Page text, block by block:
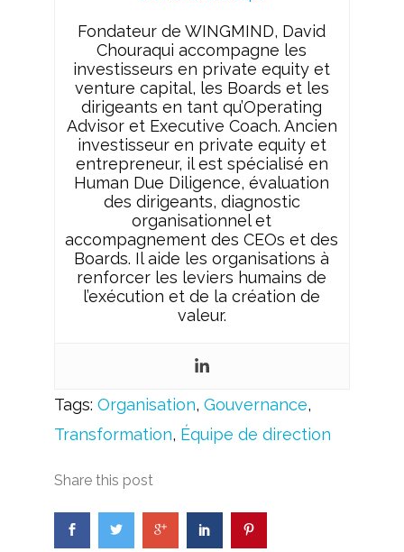
Fondateur de WINGMIND, David
Chouraqui accompagne les
investisseurs en private equity et
venture capital, les Boards et les
dirigeants en tant qu’Operating
Advisor et Executive Coach. Ancien
investisseur en private equity et
entrepreneur, il est spécialisé en
Human Due Diligence, évaluation
des dirigeants, diagnostic
organisationnel et
accompagnement des CEOs et des
Boards. Il aide les organisations à
renforcer les leviers humains de
l’exécution et de la création de
valeur.
Tags: Organisation, Gouvernance,
Transformation, Équipe de direction
Share this post